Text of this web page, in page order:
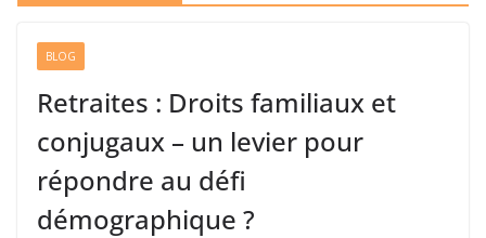
BLOG
Retraites : Droits familiaux et
conjugaux – un levier pour
répondre au défi
démographique ?